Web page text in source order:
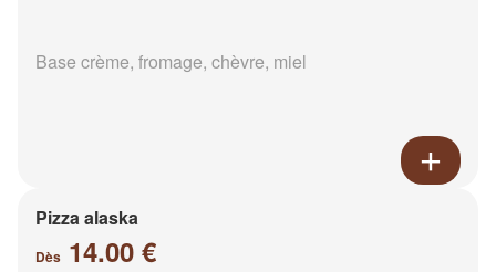
Base crème, fromage, chèvre, miel
Pizza alaska
Dès 14.00 €